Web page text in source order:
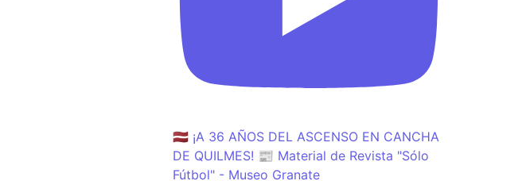
🇱🇻 ¡A 36 AÑOS DEL ASCENSO EN CANCHA
DE QUILMES! 📰 Material de Revista "Sólo
Fútbol" - Museo Granate